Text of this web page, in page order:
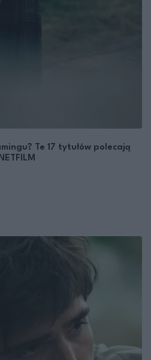
Te 17 tytułów polecają